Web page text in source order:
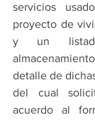
servicios
proyecto de
y un
detalle de
del cual
acuerdo al